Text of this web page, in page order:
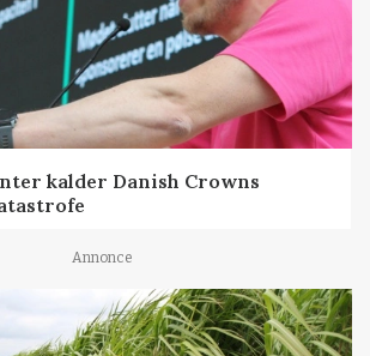
kalder Danish Crowns
Annonce